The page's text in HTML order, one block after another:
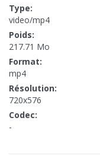
Type:
video/mp4
Poids:
217.71 Mo
Format:
mp4
Résolution:
720x576
Codec:
-